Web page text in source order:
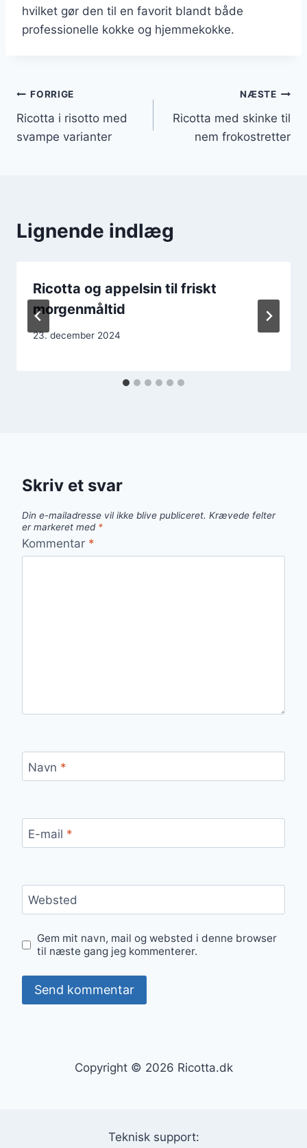
hvilket gør den til en favorit blandt både
professionelle kokke og hjemmekokke.
Indlægsnavigation
FORRIGE
Ricotta i risotto med
svampe varianter
NÆSTE
Ricotta med skinke til
nem frokostretter
Lignende indlæg
Ricotta og appelsin til friskt
morgenmåltid
23. december 2024
Skriv et svar
Din e-mailadresse vil ikke blive publiceret. Krævede felter
er markeret med *
Kommentar *
Navn *
E-mail *
Websted
Gem mit navn, mail og websted i denne browser
til næste gang jeg kommenterer.
Copyright © 2026 Ricotta.dk
Teknisk support: